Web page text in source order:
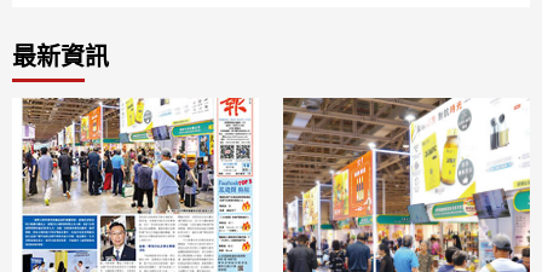
最新資訊